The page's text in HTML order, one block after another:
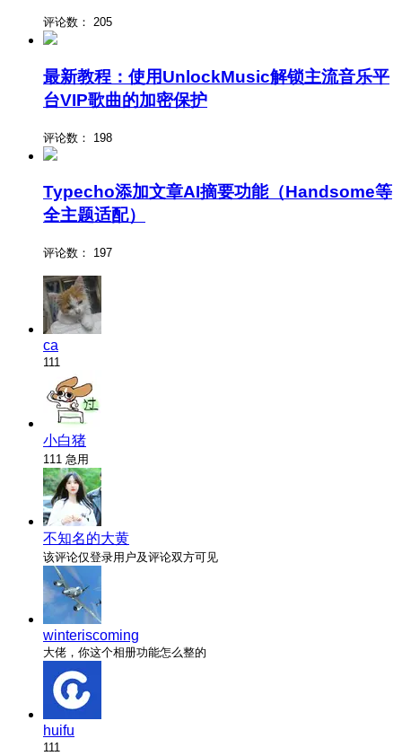
评论数： 205
最新教程：使用UnlockMusic解锁主流音乐平
台VIP歌曲的加密保护
评论数： 198
Typecho添加文章AI摘要功能（Handsome等
全主题适配）
评论数： 197
ca
111
小白猪
111 急用
不知名的大黄
该评论仅登录用户及评论双方可见
winteriscoming
大佬，你这个相册功能怎么整的
huifu
111